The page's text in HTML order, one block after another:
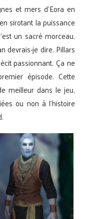
et mers d’Eora en
sirotant la puissance
un sacré morceau.
devrais-je dire. Pillars
passionnant. Ça ne
épisode. Cette
meilleur dans le jeu,
ou non à l’histoire